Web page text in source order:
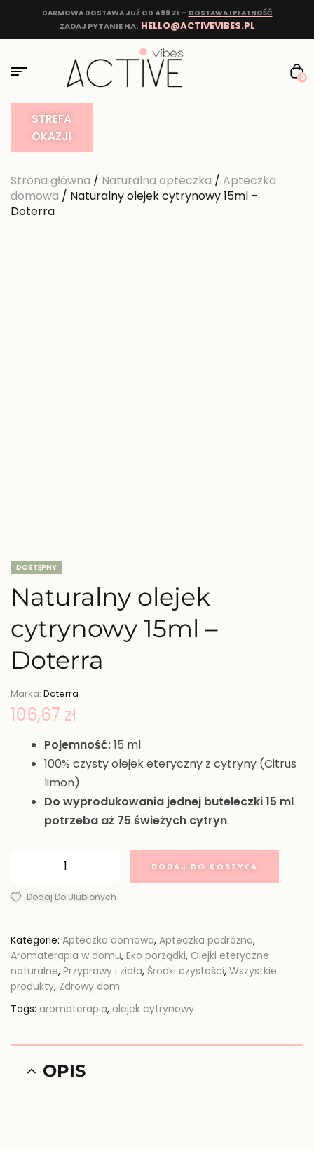
DARMOWA DOSTAWA JUŻ OD 499 ZŁ – DOSTAWA I PŁATNOŚĆ
ZADAJ PYTANIE NA: HELLO@ACTIVEVIBES.PL
0
STREFA
OKAZJI
Strona główna / Naturalna apteczka / Apteczka
domowa / Naturalny olejek cytrynowy 15ml –
Doterra
DOSTĘPNY
Naturalny olejek
cytrynowy 15ml –
Doterra
Marka: Doterra
106,67 zł
Pojemność:15 ml
100% czysty olejek eteryczny z cytryny (Citrus
limon)
Do wyprodukowania jednej buteleczki 15 ml
potrzeba aż 75 świeżych cytryn.
DODAJ DO KOSZYKA
Dodaj Do Ulubionych
Kategorie: Apteczka domowa, Apteczka podróżna,
Aromaterapia w domu, Eko porządki, Olejki eteryczne
naturalne, Przyprawy i zioła, Środki czystości, Wszystkie
produkty, Zdrowy dom
Tags: aromaterapia, olejek cytrynowy
OPIS